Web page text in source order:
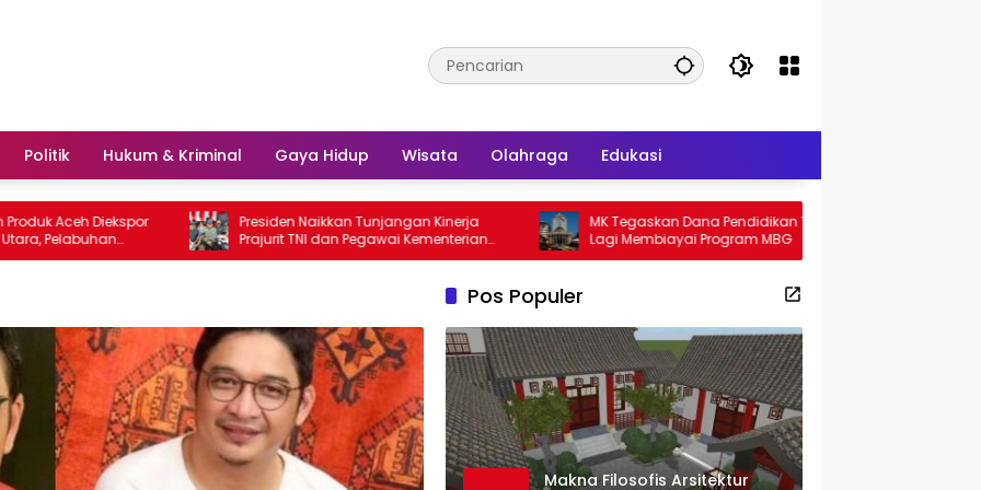
Politik Hukum & Kriminal Gaya Hidup Wisata Olahraga Edukasi
Diekspor
Presiden Naikkan Tunjangan Kinerja
Prajurit TNI dan Pegawai Kementerian
Pertahanan
MK Tegaskan Dana Pendidikan Tak Boleh
Lagi Membiayai Program MBG
Pos Populer
Makna Filosofis Arsitektur